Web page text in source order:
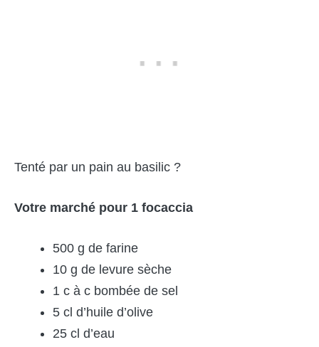
Tenté par un pain au basilic ?
Votre marché pour 1 focaccia
500 g de farine
10 g de levure sèche
1 c à c bombée de sel
5 cl d’huile d’olive
25 cl d’eau